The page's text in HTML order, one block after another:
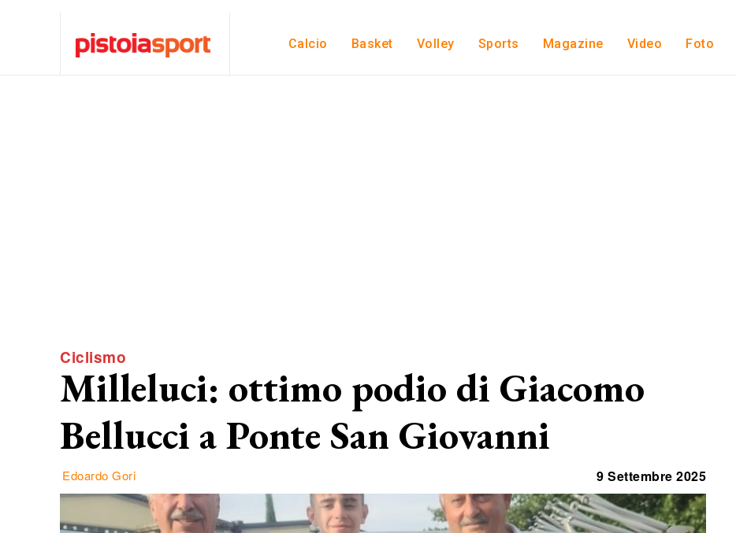
Calcio Basket Volley Sports Magazine Video Foto
Ciclismo
Milleluci: ottimo podio di Giacomo
Bellucci a Ponte San Giovanni
Edoardo Gori 9 Settembre 2025